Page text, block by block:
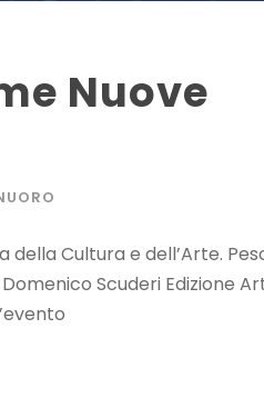
Nuove
della Cultura e dell’Arte.
Scuderi Edizione